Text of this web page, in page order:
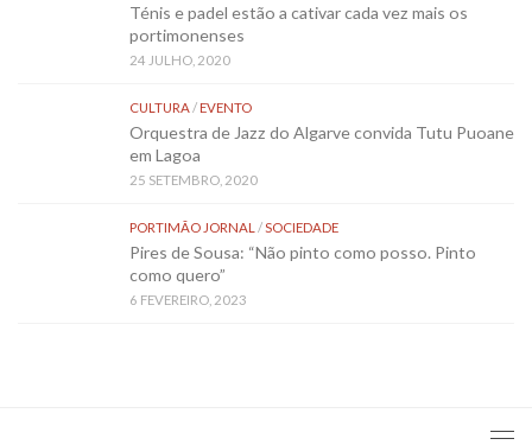
Ténis e padel estão a cativar cada vez mais os
portimonenses
24 JULHO, 2020
CULTURA/EVENTO
Orquestra de Jazz do Algarve convida Tutu Puoane
em Lagoa
25 SETEMBRO, 2020
PORTIMÃO JORNAL /SOCIEDADE
Pires de Sousa: “Não pinto como posso. Pinto
como quero”
6 FEVEREIRO, 2023